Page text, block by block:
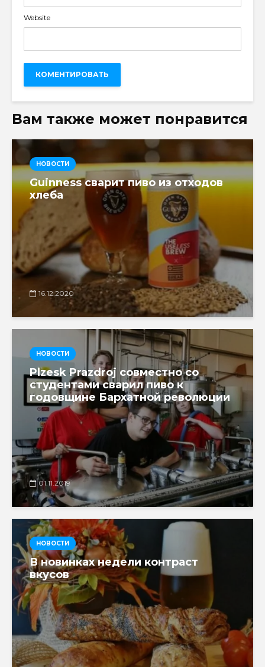
Website
Вам также может понравится
НОВОСТИ
Guinness сварит пиво из отходов
хлеба
16.12.2020
НОВОСТИ
Plzesk Prazdroj совместно со
студентами сварил пиво к
годовщине Бархатной революции
01.11.2019
НОВОСТИ
В новинках недели контраст
вкусов